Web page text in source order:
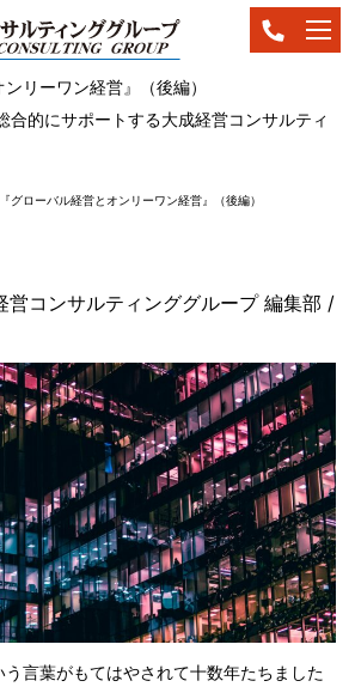
ンリーワン経営』（後編）
合的にサポートする大成経営コンサルティ
『グローバル経営とオンリーワン経営』（後編）
営コンサルティンググループ 編集部 /
う言葉がもてはやされて十数年たちました